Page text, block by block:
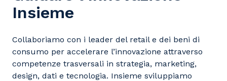
Insieme
Collaboriamo con i leader del retail e dei beni di
consumo per accelerare l’innovazione attraverso
competenze trasversali in strategia, marketing,
design, dati e tecnologia. Insieme sviluppiamo